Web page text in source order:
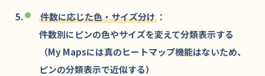
件数に応じた色・サイズ分け ：
件数別にピンの色やサイズを変えて分類表示する
（My Mapsには真のヒートマップ機能はないため、
ピンの分類表示で近似する）